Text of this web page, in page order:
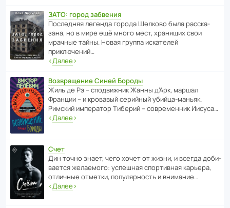
ЗАТО: город забвения
После­дняя легенда города Шелково была расска­
зана, но в мире ещё много мест, хранящих свои
мрачные тайны. Новая группа иска­телей
приключений…
‹Далее›
Возвращение Синей Бороды
Жиль де Рэ – спод­ви­жник Жанны д’Арк, маршал
Франции – и кровавый серийный убийца-маньяк.
Римский импе­ратор Тиберий – совре­менник Иисуса…
‹Далее›
Счет
Дин точно знает, чего хочет от жизни, и всегда доби­
ва­ется жела­е­мого: успе­шная спор­ти­вная карьера,
отли­чные отметки, попу­ля­р­ность и внимание…
‹Далее›